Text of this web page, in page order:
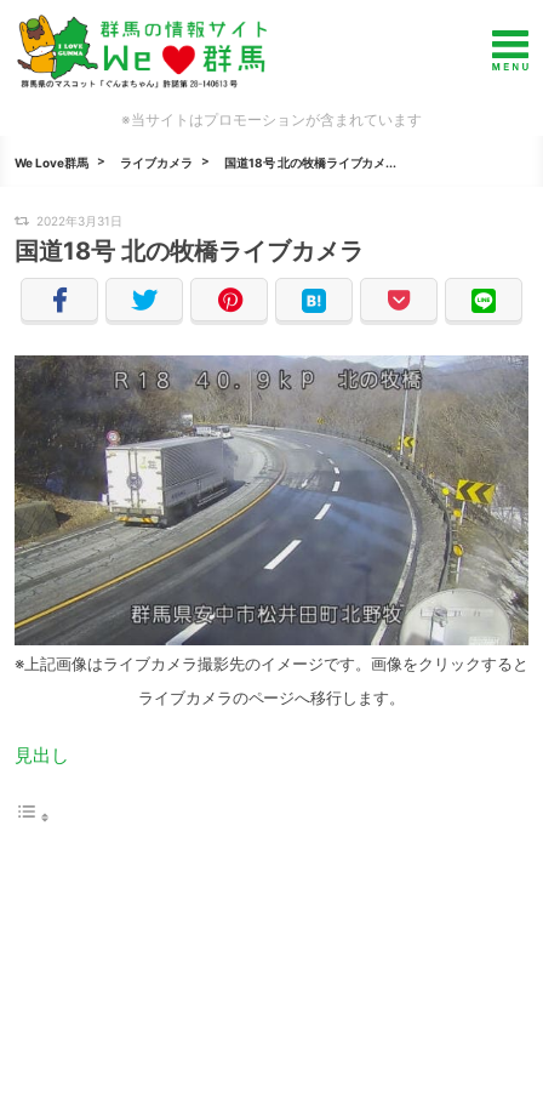
※当サイトはプロモーションが含まれています
We Love群馬 ライブカメラ 国道18号 北の牧橋ライブカメ...
2022年3月31日
国道18号 北の牧橋ライブカメラ
※上記画像はライブカメラ撮影先のイメージです。画像をクリックすると
ライブカメラのページへ移行します。
見出し